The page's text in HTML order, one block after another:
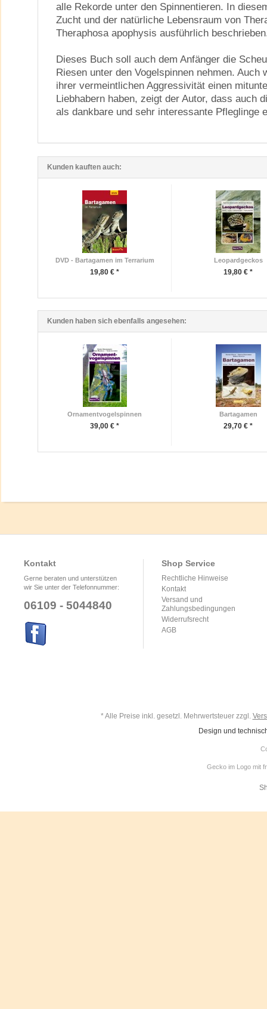
alle Rekorde unter den Spinnentieren. In
Zucht und der natürliche Lebensraum von
Theraphosa apophysis ausführlich
Dieses Buch soll auch dem Anfänger die
Riesen unter den Vogelspinnen nehmen. Auch
ihrer vermeintlichen Aggressivität einen
Liebhabern haben, zeigt der Autor, dass auch
als dankbare und sehr interessante Pfleglinge
Kunden kauften auch:
DVD - Bartagamen im Terrarium
19,80 € *
Leopardgeckos
19,80 € *
Kunden haben sich ebenfalls angesehen:
Ornamentvogelspinnen
39,00 € *
Bartagamen
29,70 € *
Kontakt
Gerne beraten und unterstützen
wir Sie unter der Telefonnummer:
06109 - 5044840
Shop Service
Rechtliche Hinweise
Kontakt
Versand und
Zahlungsbedingungen
Widerrufsrecht
AGB
* Alle Preise inkl. gesetzl. Mehrwertsteuer zzgl.
Design und
Gecko im Logo mit